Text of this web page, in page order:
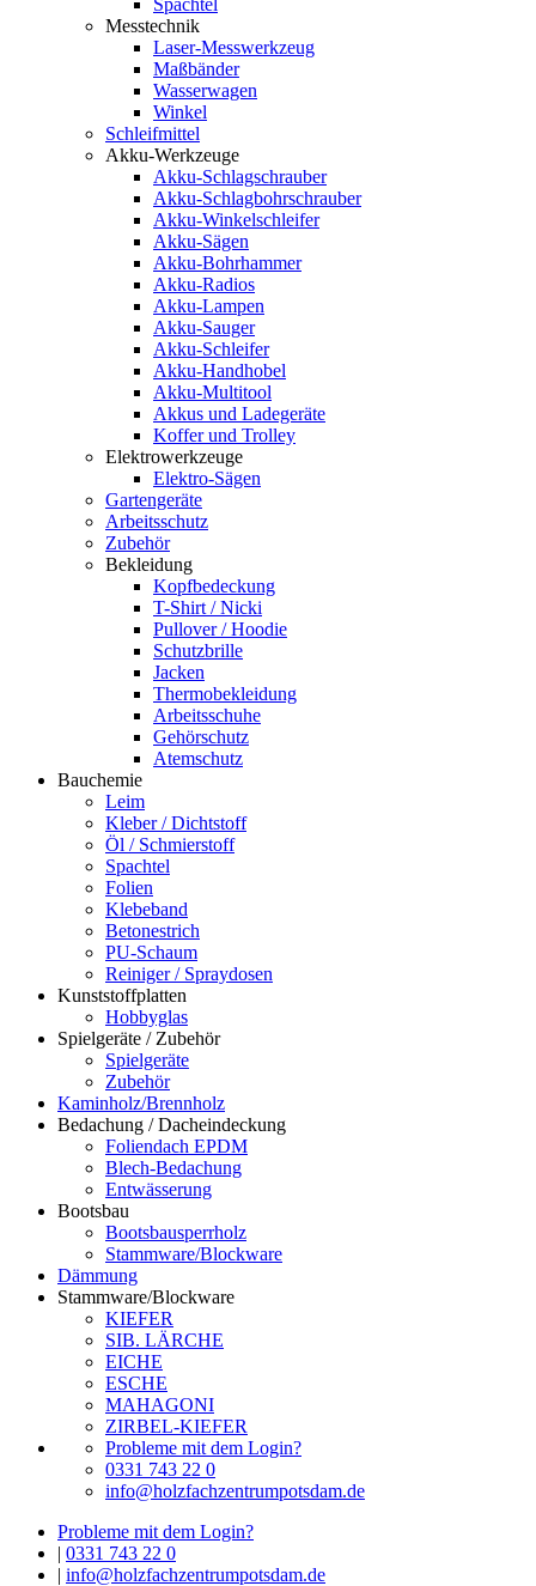
Spachtel
Messtechnik
Laser-Messwerkzeug
Maßbänder
Wasserwagen
Winkel
Schleifmittel
Akku-Werkzeuge
Akku-Schlagschrauber
Akku-Schlagbohrschrauber
Akku-Winkelschleifer
Akku-Sägen
Akku-Bohrhammer
Akku-Radios
Akku-Lampen
Akku-Sauger
Akku-Schleifer
Akku-Handhobel
Akku-Multitool
Akkus und Ladegeräte
Koffer und Trolley
Elektrowerkzeuge
Elektro-Sägen
Gartengeräte
Arbeitsschutz
Zubehör
Bekleidung
Kopfbedeckung
T-Shirt / Nicki
Pullover / Hoodie
Schutzbrille
Jacken
Thermobekleidung
Arbeitsschuhe
Gehörschutz
Atemschutz
Bauchemie
Leim
Kleber / Dichtstoff
Öl / Schmierstoff
Spachtel
Folien
Klebeband
Betonestrich
PU-Schaum
Reiniger / Spraydosen
Kunststoffplatten
Hobbyglas
Spielgeräte / Zubehör
Spielgeräte
Zubehör
Kaminholz/Brennholz
Bedachung / Dacheindeckung
Foliendach EPDM
Blech-Bedachung
Entwässerung
Bootsbau
Bootsbausperrholz
Stammware/Blockware
Dämmung
Stammware/Blockware
KIEFER
SIB. LÄRCHE
EICHE
ESCHE
MAHAGONI
ZIRBEL-KIEFER
Probleme mit dem Login?
0331 743 22 0
info@holzfachzentrumpotsdam.de
Probleme mit dem Login?
| 0331 743 22 0
| info@holzfachzentrumpotsdam.de